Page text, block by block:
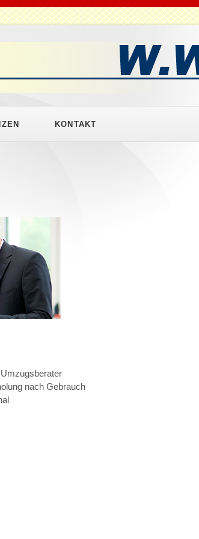
und Archive
& Sammlungen
KONTAKT
nach Gebrauch